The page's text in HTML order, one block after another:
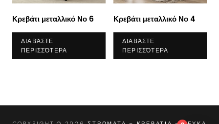
Κρεβάτι μεταλλικό Νο 6
ΔΙΑΒΆΣΤΕ
ΠΕΡΙΣΣΌΤΕΡΑ
Κρεβάτι μεταλλικό Νο 4
ΔΙΑΒΆΣΤΕ
ΠΕΡΙΣΣΌΤΕΡΑ